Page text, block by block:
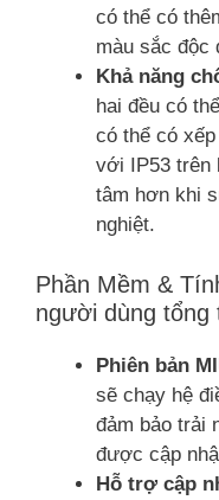
có thể có
màu sắc độc
Khả năng
hai đều có
có thể có
với IP53 trên
tâm hơn khi
nghiệt.
Phần Mềm &
người dùng tổng
Phiên bản
sẽ chạy hệ
đảm bảo trải
được cập
Hỗ trợ cập